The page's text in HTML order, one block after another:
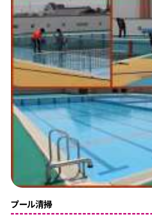
プール清掃